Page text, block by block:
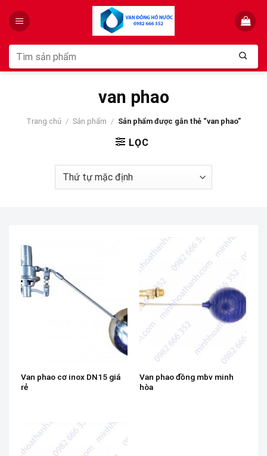
Tìm
kiếm:
van phao
Trang chủ / Sản phẩm / Sản phẩm được gắn thẻ “van phao”
LỌC
Van phao cơ inox DN15 giá
rẻ
Van phao đồng mbv minh
hòa